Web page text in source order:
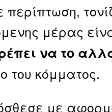
περίπτωση,
μέρας
να το
του κόμματος.
με